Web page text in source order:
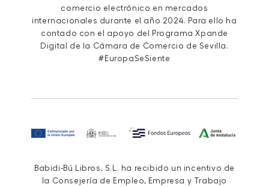
comercio electrónico en mercados
internacionales durante el año 2024. Para ello ha
contado con el apoyo del Programa Xpande
Digital de la Cámara de Comercio de Sevilla.
#EuropaSeSiente
Babidi-Bú Libros, S.L. ha recibido un incentivo de
la Consejería de Empleo, Empresa y Trabajo